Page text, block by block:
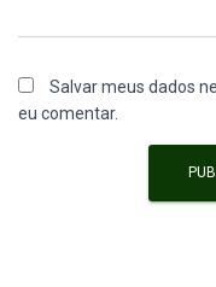
Salvar meus dados
eu comentar.